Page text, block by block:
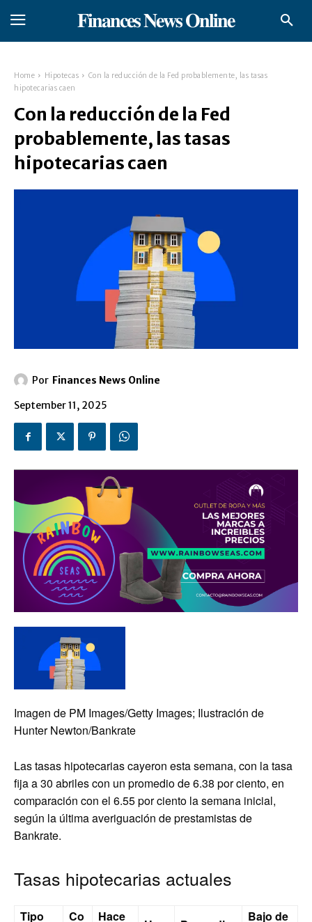
𝐅𝐢𝐧𝐚𝐧𝐜𝐞𝐬 𝐍𝐞𝐰𝐬 𝐎𝐧𝐥𝐢𝐧𝐞
Home Hipotecas
Con la reducción de la Fed probablemente, las tasas
hipotecarias caen
Con la reducción de la Fed
probablemente, las tasas
hipotecarias caen
Por Finances News Online
September 11, 2025
Imagen de PM Images/Getty Images; Ilustración de
Hunter Newton/Bankrate
Las tasas hipotecarias cayeron esta semana, con la tasa
fija a 30 abriles con un promedio de 6.38 por ciento, en
comparación con el 6.55 por ciento la semana inicial,
según la última averiguación de prestamistas de
Bankrate.
Tasas hipotecarias actuales
Tipo
Co
Hace
Bajo de